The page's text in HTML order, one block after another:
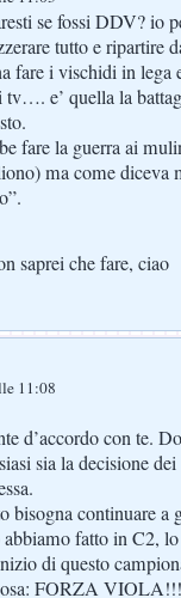
se fossi DDV? io
tutto e ripartire
fare i vischidi in lega
e’ quella la
fare la guerra ai
ma come diceva
saprei che fare, ciao
11:08
d’accordo con te.
sia la decisione
bisogna continuare a
fatto in C2,
di questo
FORZA